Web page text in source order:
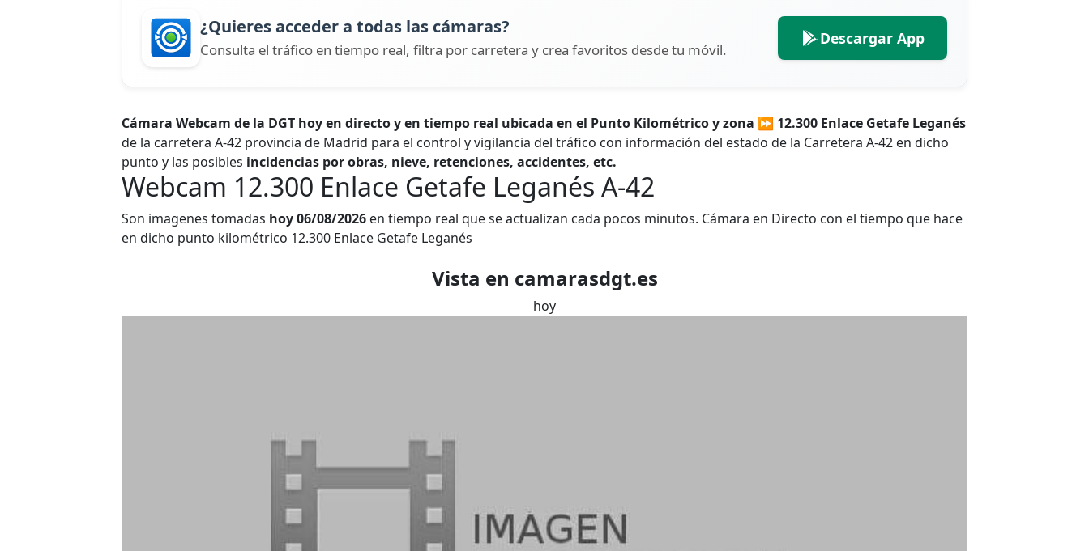
¿Quieres acceder a todas las cámaras?
Consulta el tráfico en tiempo real, filtra por carretera y crea favoritos desde tu móvil.
Descargar App
Cámara Webcam de la DGT hoy en directo y en tiempo real ubicada en el Punto Kilométrico y zona ⏩ 12.300 Enlace Getafe Leganés
de la carretera A-42 provincia de Madrid para el control y vigilancia del tráfico con información del estado de la Carretera A-42 en dicho
punto y las posibles incidencias por obras, nieve, retenciones, accidentes, etc.
Webcam 12.300 Enlace Getafe Leganés A-42
Son imagenes tomadas hoy 06/08/2026 en tiempo real que se actualizan cada pocos minutos. Cámara en Directo con el tiempo que hace
en dicho punto kilométrico 12.300 Enlace Getafe Leganés
Vista en camarasdgt.es
hoy